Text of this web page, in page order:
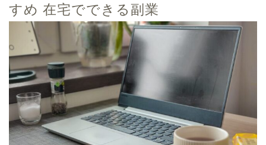
すめ 在宅でできる副業